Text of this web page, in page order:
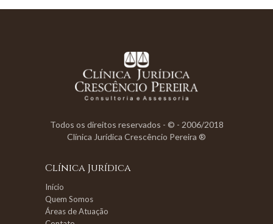
Todos os direitos reservados - © - 2006/2018
Clínica Jurídica Crescêncio Pereira ®
Clínica Jurídica
Início
Quem Somos
Áreas de Atuação